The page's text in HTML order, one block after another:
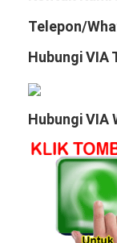
Telepon/
Hubungi VIA
Hubungi VIA